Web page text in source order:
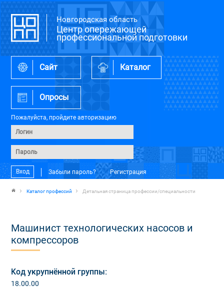
Новгородская область
Центр опережающей
профессиональной подготовки
Сайт Каталог
Опросы
Пожалуйста, пройдите авторизацию
Вход Забыли пароль? Регистрация
Каталог профессий Детальная страница профессии/специальности
Машинист технологических насосов и
компрессоров
Код укрупнённой группы:
18.00.00